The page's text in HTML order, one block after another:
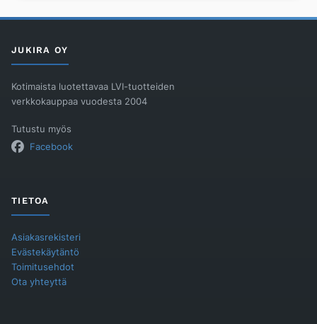
määrä
JUKIRA OY
Kotimaista luotettavaa LVI-tuotteiden
verkkokauppaa vuodesta 2004
Tutustu myös
Facebook
TIETOA
Asiakasrekisteri
Evästekäytäntö
Toimitusehdot
Ota yhteyttä